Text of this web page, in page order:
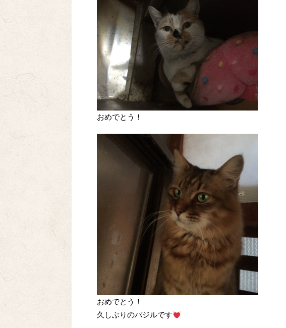
おめでとう！
おめでとう！
久しぶりのバジルです